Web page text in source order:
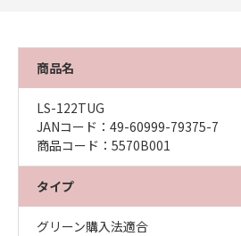
商品名
LS-122TUG
JANコード：49-60999-79375-7
商品コード：5570B001
タイプ
グリーン購入法適合